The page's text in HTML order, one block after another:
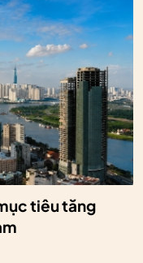
tiêu tăng